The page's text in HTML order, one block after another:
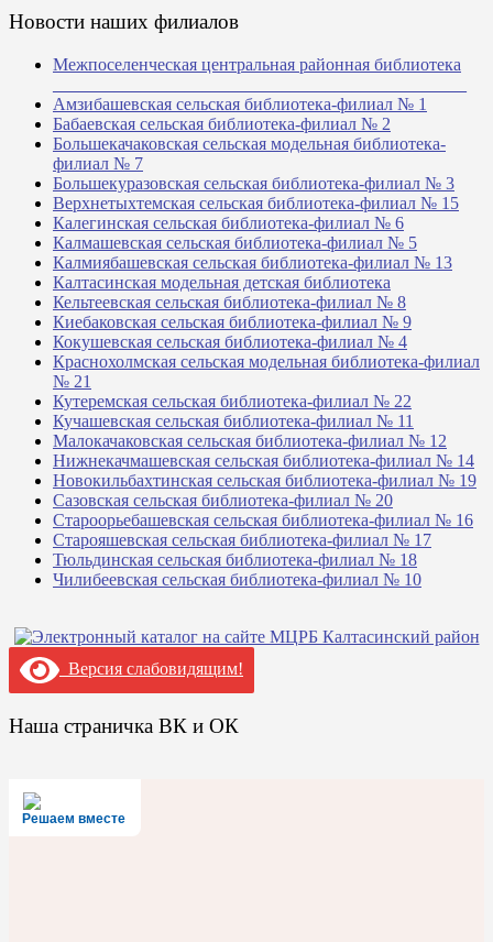
Новости наших филиалов
Межпоселенческая центральная районная библиотека
Амзибашевская сельская библиотека-филиал № 1
Бабаевская сельская библиотека-филиал № 2
Большекачаковская сельская модельная библиотека-
филиал № 7
Большекуразовская сельская библиотека-филиал № 3
Верхнетыхтемская сельская библиотека-филиал № 15
Калегинская сельская библиотека-филиал № 6
Калмашевская сельская библиотека-филиал № 5
Калмиябашевская сельская библиотека-филиал № 13
Калтасинская модельная детская библиотека
Кельтеевская сельская библиотека-филиал № 8
Киебаковская сельская библиотека-филиал № 9
Кокушевская сельская библиотека-филиал № 4
Краснохолмская сельская модельная библиотека-филиал
№ 21
Кутеремская сельская библиотека-филиал № 22
Кучашевская сельская библиотека-филиал № 11
Малокачаковская сельская библиотека-филиал № 12
Нижнекачмашевская сельская библиотека-филиал № 14
Новокильбахтинская сельская библиотека-филиал № 19
Сазовская сельская библиотека-филиал № 20
Староорьебашевская сельская библиотека-филиал № 16
Старояшевская сельская библиотека-филиал № 17
Тюльдинская сельская библиотека-филиал № 18
Чилибеевская сельская библиотека-филиал № 10
Версия слабовидящим!
Наша страничка ВК и ОК
Решаем вместе